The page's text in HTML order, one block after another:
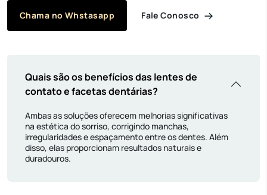
Chama no Whstasapp Fale Conosco
Quais são os benefícios das lentes de
contato e facetas dentárias?
Ambas as soluções oferecem melhorias significativas
na estética do sorriso, corrigindo manchas,
irregularidades e espaçamento entre os dentes. Além
disso, elas proporcionam resultados naturais e
duradouros.